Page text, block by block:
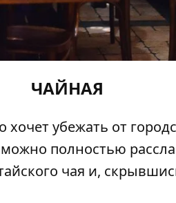
ЧАЙНАЯ
хочет убежать от
полностью
чая и,